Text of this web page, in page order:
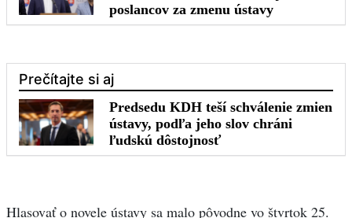
Hlasovať o novele ústavy sa malo pôvodne vo štvrtok 25.